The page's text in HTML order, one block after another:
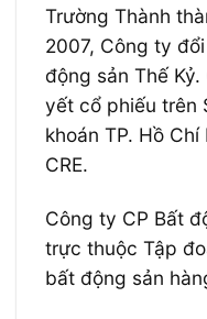
Trường Thành
2007, Công ty
động sản Thế
yết cổ phiếu trên
khoán TP. Hồ
CRE.
Công ty CP Bất
trực thuộc Tập
bất động sản